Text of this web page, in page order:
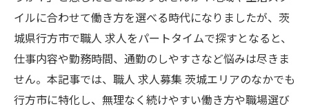
イルに合わせて働き方を選べる時代になりましたが、茨
城県行方市で職人 求人をパートタイムで探すとなると、
仕事内容や勤務時間、通勤のしやすさなど悩みは尽きま
せん。本記事では、職人 求人募集 茨城エリアのなかでも
行方市に特化し、無理なく続けやすい働き方や職場選び